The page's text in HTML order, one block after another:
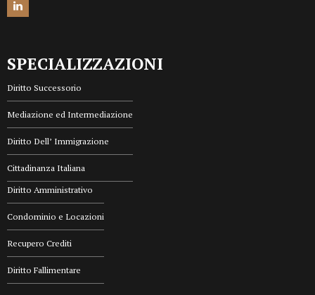
SPECIALIZZAZIONI
Diritto Successorio
Mediazione ed Intermediazione
Diritto Dell’ Immigrazione
Cittadinanza Italiana
Diritto Amministrativo
Condominio e Locazioni
Recupero Crediti
Diritto Fallimentare